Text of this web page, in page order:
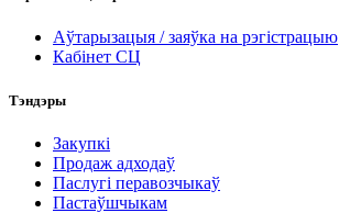
Аўтарызацыя / заяўка на рэгістрацыю
Кабінет СЦ
Тэндэры
Закупкі
Продаж адходаў
Паслугі перавозчыкаў
Пастаўшчыкам